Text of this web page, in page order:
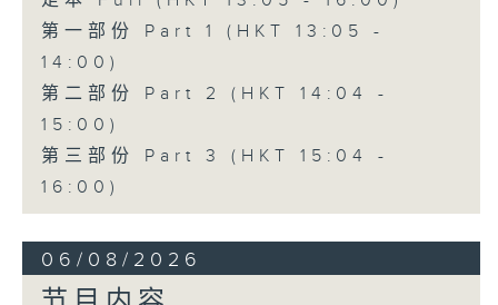
第一部份 Part 1 (HKT 13:05 -
14:00)
第二部份 Part 2 (HKT 14:04 -
15:00)
第三部份 Part 3 (HKT 15:04 -
16:00)
06/08/2026